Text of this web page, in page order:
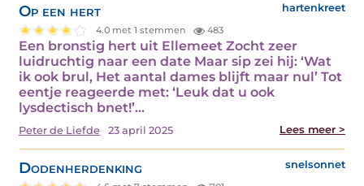
Op een hert hartenkreet
4.0 met 1 stemmen 483
Een bronstig hert uit Ellemeet Zocht zeer
luidruchtig naar een date Maar sip zei hij: ‘Wat
ik ook brul, Het aantal dames blijft maar nul’ Tot
eentje reageerde met: ‘Leuk dat u ook
lysdectisch bnet!’…
Peter de Liefde 23 april 2025 Lees meer >
Dodenherdenking snelsonnet